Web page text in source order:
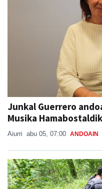
Junkal Guerrero
Musika
Aiurri abu 05, 07:00 ANDOAIN